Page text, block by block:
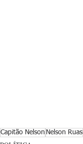
Capitão Nelson Nelson Ruas